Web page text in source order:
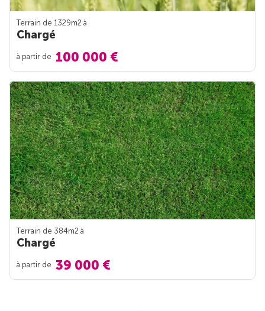
Terrain de 1329m2 à
Chargé
à partir de 100 000 €
Terrain de 384m2 à
Chargé
à partir de 39 000 €